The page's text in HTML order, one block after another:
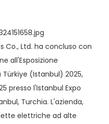
Co., Ltd. ha concluso con
all'Esposizione
(Istanbul) 2025,
presso l'Istanbul Expo
Turchia. L'azienda,
elettriche ad alte